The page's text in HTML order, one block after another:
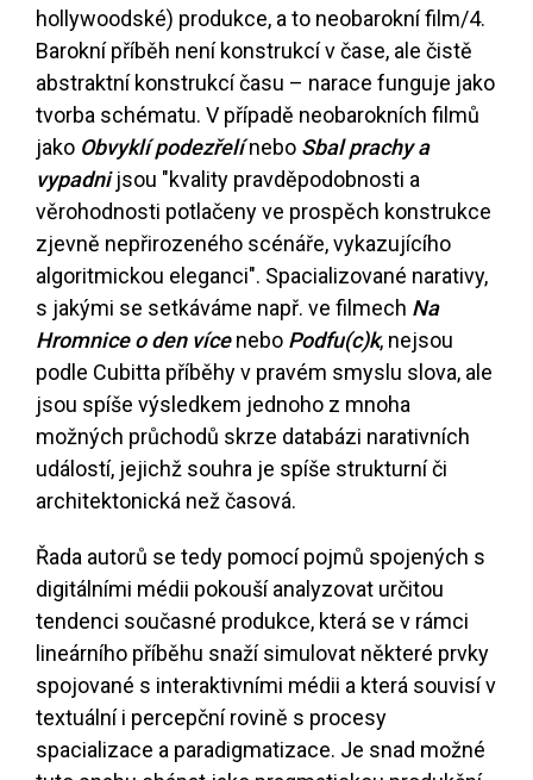
hollywoodské) produkce, a to neobarokní film/4.
Barokní příběh není konstrukcí v čase, ale čistě
abstraktní konstrukcí času – narace funguje jako
tvorba schématu. V případě neobarokních filmů
jako Obvyklí podezřelínebo Sbal prachy a
vypadni jsou "kvality pravděpodobnosti a
věrohodnosti potlačeny ve prospěch konstrukce
zjevně nepřirozeného scénáře, vykazujícího
algoritmickou eleganci". Spacializované narativy,
s jakými se setkáváme např. ve filmech Na
Hromnice o den vícenebo Podfu(c)k, nejsou
podle Cubitta příběhy v pravém smyslu slova, ale
jsou spíše výsledkem jednoho z mnoha
možných průchodů skrze databázi narativních
událostí, jejichž souhra je spíše strukturní či
architektonická než časová.
Řada autorů se tedy pomocí pojmů spojených s
digitálními médii pokouší analyzovat určitou
tendenci současné produkce, která se v rámci
lineárního příběhu snaží simulovat některé prvky
spojované s interaktivními médii a která souvisí v
textuální i percepční rovině s procesy
spacializace a paradigmatizace. Je snad možné